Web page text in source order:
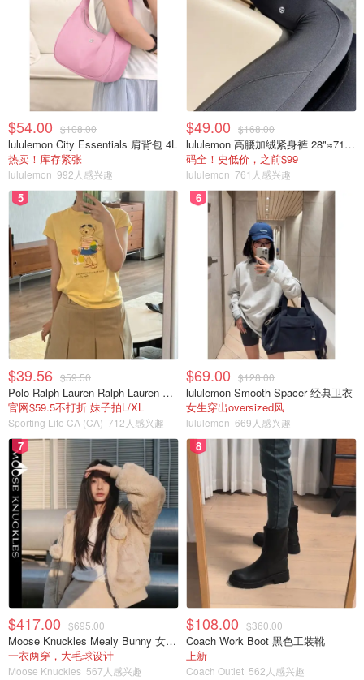
$54.00 $108.00
lululemon City Essentials 肩背包 4L
热卖！库存紧张
lululemon 992人感兴趣
$49.00 $168.00
lululemon 高腰加绒紧身裤 28"≈71cm 5个口袋
码全！史低价，之前$99
lululemon 761人感兴趣
5
$39.56 $59.50
Polo Ralph Lauren Ralph Lauren Polo Bear 女童棉T恤 染色 1件
官网$59.5不打折 妹子拍L/XL
Sporting Life CA (CA) 712人感兴趣
6
$69.00 $128.00
lululemon Smooth Spacer 经典卫衣
女生穿出oversized风
lululemon 669人感兴趣
7
$417.00 $695.00
Moose Knuckles Mealy Bunny 女士双面穿连帽外套
一衣两穿，大毛球设计
Moose Knuckles 567人感兴趣
8
$108.00 $360.00
Coach Work Boot 黑色工装靴
上新
Coach Outlet 562人感兴趣